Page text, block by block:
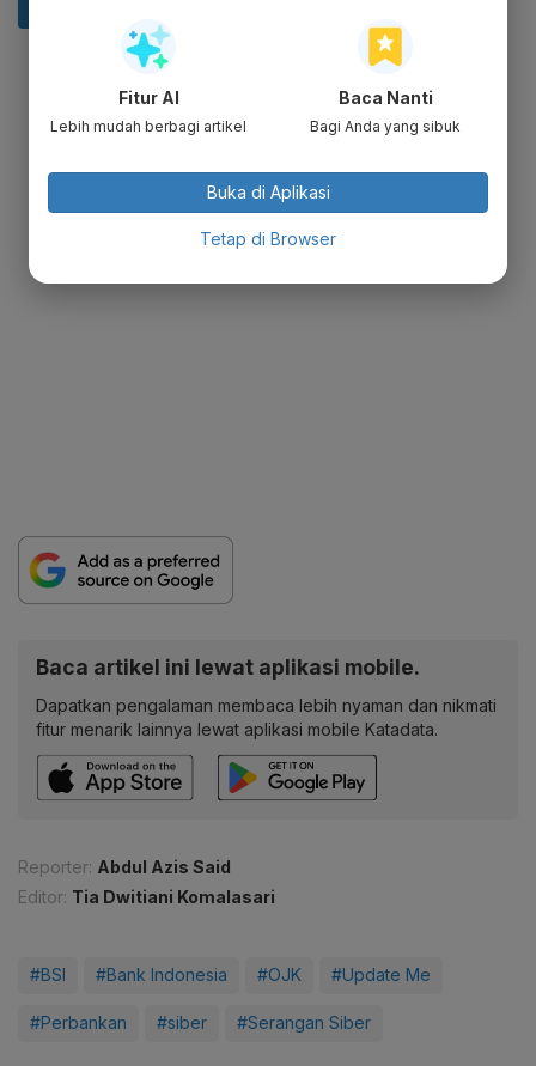
Baca artikel ini lewat aplikasi mobile.
Dapatkan pengalaman membaca lebih nyaman dan nikmati
fitur menarik lainnya lewat aplikasi mobile Katadata.
Reporter: Abdul Azis Said
Editor: Tia Dwitiani Komalasari
#BSI #Bank Indonesia #OJK #Update Me
#Perbankan #siber #Serangan Siber
Fitur AI
Lebih mudah berbagi artikel
Baca Nanti
Bagi Anda yang sibuk
Buka di Aplikasi
Tetap di Browser